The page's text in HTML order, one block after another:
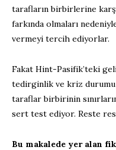
tarafların birbirlerine
farkında olmaları
vermeyi tercih ediyorlar.
Fakat Hint-Pasifik’teki
tedirginlik ve kriz durumu
taraflar birbirinin
sert test ediyor. Reste
Bu makalede yer alan